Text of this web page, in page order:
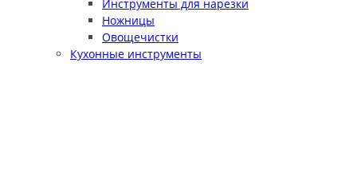
Инструменты для нарезки
Ножницы
Овощечистки
Кухонные инструменты